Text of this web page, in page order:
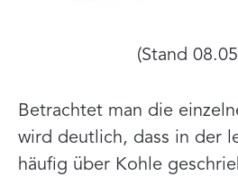
(Stand
Betrachtet man die
wird deutlich, dass in der
häufig über Kohle